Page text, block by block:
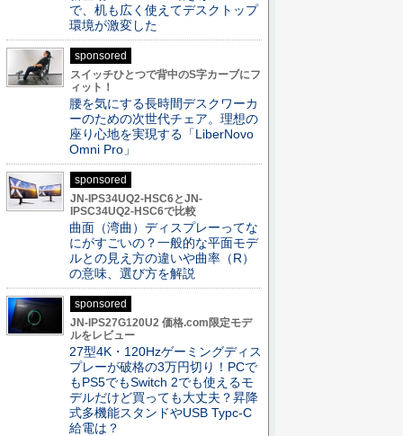
で、机も広く使えてデスクトップ
環境が激変した
sponsored
スイッチひとつで背中のS字カーブにフ
ィット！
腰を気にする長時間デスクワーカ
ーのための次世代チェア。理想の
座り心地を実現する「LiberNovo
Omni Pro」
sponsored
JN-IPS34UQ2-HSC6とJN-
IPSC34UQ2-HSC6で比較
曲面（湾曲）ディスプレーってな
にがすごいの？一般的な平面モデ
ルとの見え方の違いや曲率（R）
の意味、選び方を解説
sponsored
JN-IPS27G120U2 価格.com限定モデ
ルをレビュー
27型4K・120Hzゲーミングディス
プレーが破格の3万円切り！PCで
もPS5でもSwitch 2でも使えるモ
デルだけど買っても大丈夫？昇降
式多機能スタンドやUSB Typc-C
給電は？